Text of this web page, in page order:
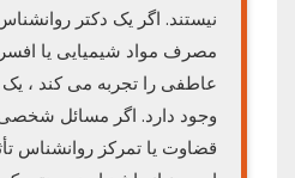
نیستند. اگر یک دکتر
مصرف مواد شیمیایی یا
عاطفی را تجربه می کند ، یک
وجود دارد. اگر مسائل شخصی
قضاوت یا تمرکز روانشناس